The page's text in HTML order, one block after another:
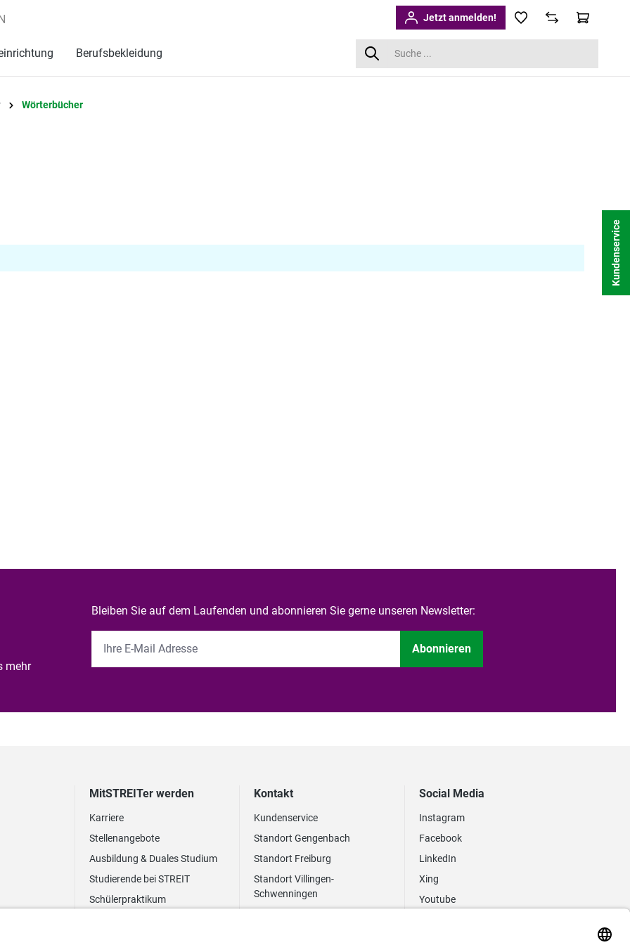
Jetzt anmelden!
Berufsbekleidung
Wörterbücher
mehr
Bleiben Sie auf dem Laufenden und abonnieren Sie gerne unseren Newsletter:
Abonnieren
MitSTREITer werden
Karriere
Stellenangebote
Ausbildung & Duales Studium
Studierende bei STREIT
Schülerpraktikum
Kontakt
Kundenservice
Standort Gengenbach
Standort Freiburg
Standort Villingen-
Schwenningen
Social Media
Instagram
Facebook
LinkedIn
Xing
Youtube
Kundenservice